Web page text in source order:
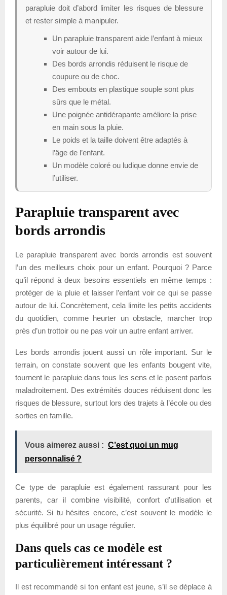
parapluie doit d’abord limiter les risques de blessure
et rester simple à manipuler.
Un parapluie transparent aide l’enfant à mieux
voir autour de lui.
Des bords arrondis réduisent le risque de
coupure ou de choc.
Des embouts en plastique souple sont plus
sûrs que le métal.
Une poignée antidérapante améliore la prise
en main sous la pluie.
Le poids et la taille doivent être adaptés à
l’âge de l’enfant.
Un modèle coloré ou ludique donne envie de
l’utiliser.
Parapluie transparent avec
bords arrondis
Le parapluie transparent avec bords arrondis est souvent
l’un des meilleurs choix pour un enfant. Pourquoi ? Parce
qu’il répond à deux besoins essentiels en même temps :
protéger de la pluie et laisser l’enfant voir ce qui se passe
autour de lui. Concrètement, cela limite les petits accidents
du quotidien, comme heurter un obstacle, marcher trop
près d’un trottoir ou ne pas voir un autre enfant arriver.
Les bords arrondis jouent aussi un rôle important. Sur le
terrain, on constate souvent que les enfants bougent vite,
tournent le parapluie dans tous les sens et le posent parfois
maladroitement. Des extrémités douces réduisent donc les
risques de blessure, surtout lors des trajets à l’école ou des
sorties en famille.
Vous aimerez aussi : C’est quoi un mug
personnalisé ?
Ce type de parapluie est également rassurant pour les
parents, car il combine visibilité, confort d’utilisation et
sécurité. Si tu hésites encore, c’est souvent le modèle le
plus équilibré pour un usage régulier.
Dans quels cas ce modèle est
particulièrement intéressant ?
Il est recommandé si ton enfant est jeune, s’il se déplace à